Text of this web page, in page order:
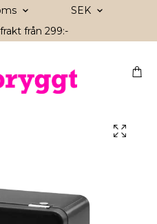
SEK
från 299:-